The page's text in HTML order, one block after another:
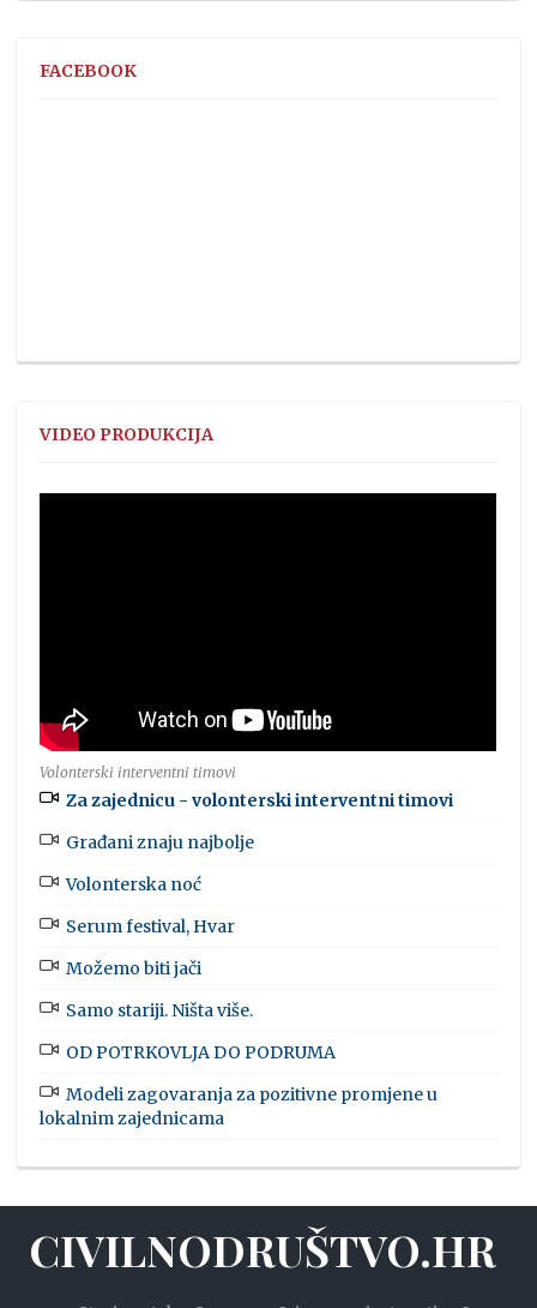
FACEBOOK
VIDEO PRODUKCIJA
Volonterski interventni timovi
Za zajednicu - volonterski interventni timovi
Građani znaju najbolje
Volonterska noć
Serum festival, Hvar
Možemo biti jači
Samo stariji. Ništa više.
OD POTRKOVLJA DO PODRUMA
Modeli zagovaranja za pozitivne promjene u
lokalnim zajednicama
CIVILNODRUŠTVO.HR